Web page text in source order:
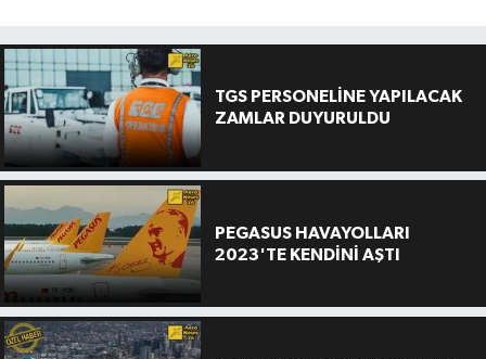
TGS PERSONELİNE YAPILACAK
ZAMLAR DUYURULDU
PEGASUS HAVAYOLLARI
2023'TE KENDİNİ AŞTI